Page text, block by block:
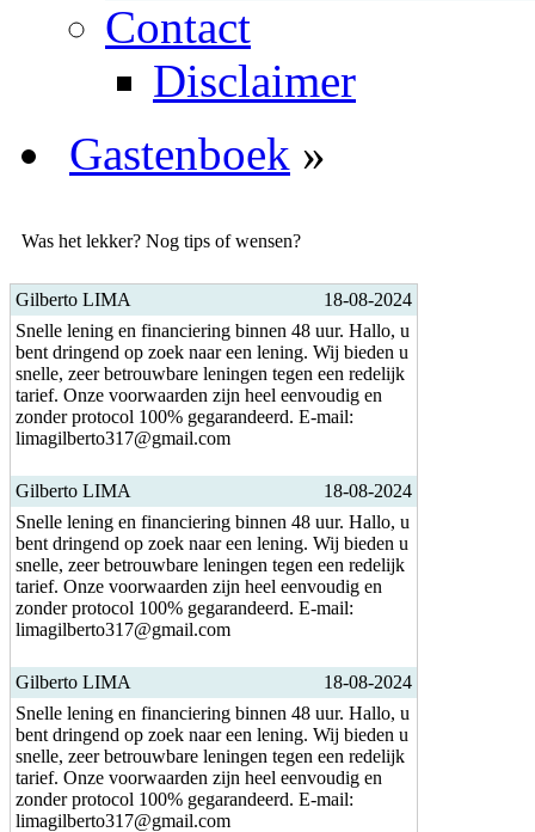
Contact
Disclaimer
Gastenboek »
Was het lekker? Nog tips of wensen?
Gilberto LIMA
18-08-2024
Snelle lening en financiering binnen 48 uur. Hallo, u
bent dringend op zoek naar een lening. Wij bieden u
snelle, zeer betrouwbare leningen tegen een redelijk
tarief. Onze voorwaarden zijn heel eenvoudig en
zonder protocol 100% gegarandeerd. E-mail:
limagilberto317@gmail.com
Gilberto LIMA
18-08-2024
Snelle lening en financiering binnen 48 uur. Hallo, u
bent dringend op zoek naar een lening. Wij bieden u
snelle, zeer betrouwbare leningen tegen een redelijk
tarief. Onze voorwaarden zijn heel eenvoudig en
zonder protocol 100% gegarandeerd. E-mail:
limagilberto317@gmail.com
Gilberto LIMA
18-08-2024
Snelle lening en financiering binnen 48 uur. Hallo, u
bent dringend op zoek naar een lening. Wij bieden u
snelle, zeer betrouwbare leningen tegen een redelijk
tarief. Onze voorwaarden zijn heel eenvoudig en
zonder protocol 100% gegarandeerd. E-mail:
limagilberto317@gmail.com